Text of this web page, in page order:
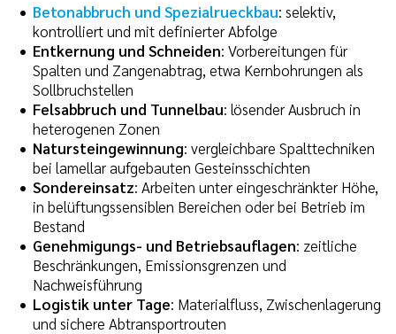
Betonabbruch und Spezialrueckbau: selektiv,
kontrolliert und mit definierter Abfolge
Entkernung und Schneiden: Vorbereitungen für
Spalten und Zangenabtrag, etwa Kernbohrungen als
Sollbruchstellen
Felsabbruch und Tunnelbau: lösender Ausbruch in
heterogenen Zonen
Natursteingewinnung: vergleichbare Spalttechniken
bei lamellar aufgebauten Gesteinsschichten
Sondereinsatz: Arbeiten unter eingeschränkter Höhe,
in belüftungssensiblen Bereichen oder bei Betrieb im
Bestand
Genehmigungs- und Betriebsauflagen: zeitliche
Beschränkungen, Emissionsgrenzen und
Nachweisführung
Logistik unter Tage: Materialfluss, Zwischenlagerung
und sichere Abtransportrouten